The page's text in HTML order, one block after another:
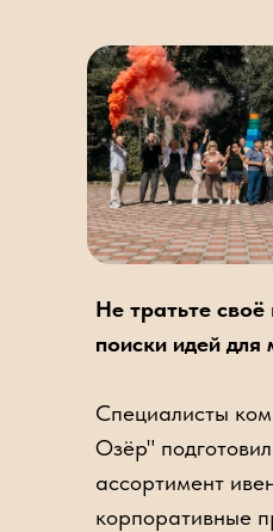
Не тратьте
поиски идей для
Специалисты
Озёр"
ассортимент
корпоративные